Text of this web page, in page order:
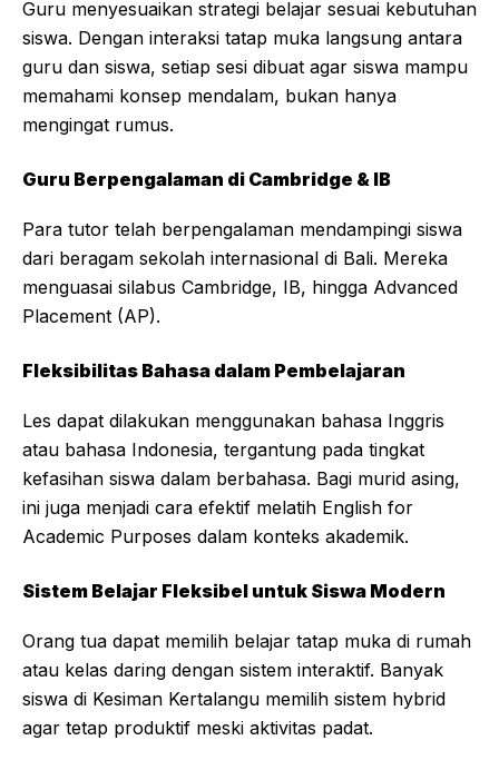
Guru menyesuaikan strategi belajar sesuai kebutuhan
siswa. Dengan interaksi tatap muka langsung antara
guru dan siswa, setiap sesi dibuat agar siswa mampu
memahami konsep mendalam, bukan hanya
mengingat rumus.
Guru Berpengalaman di Cambridge & IB
Para tutor telah berpengalaman mendampingi siswa
dari beragam sekolah internasional di Bali. Mereka
menguasai silabus Cambridge, IB, hingga Advanced
Placement (AP).
Fleksibilitas Bahasa dalam Pembelajaran
Les dapat dilakukan menggunakan bahasa Inggris
atau bahasa Indonesia, tergantung pada tingkat
kefasihan siswa dalam berbahasa. Bagi murid asing,
ini juga menjadi cara efektif melatih English for
Academic Purposes dalam konteks akademik.
Sistem Belajar Fleksibel untuk Siswa Modern
Orang tua dapat memilih belajar tatap muka di rumah
atau kelas daring dengan sistem interaktif. Banyak
siswa di Kesiman Kertalangu memilih sistem hybrid
agar tetap produktif meski aktivitas padat.